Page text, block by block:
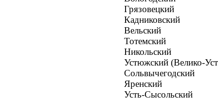
Грязовецкий
Кадниковский
Вельский
Тотемский
Никольский
Устюжский (Велико-
Сольвычегодский
Яренский
Усть-Сысольский